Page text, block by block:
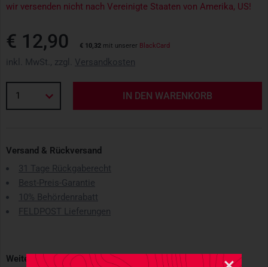
wir versenden nicht nach Vereinigte Staaten von Amerika, US!
€ 12,90 € 10,32 mit unserer BlackCard
inkl. MwSt., zzgl. Versandkosten
1 IN DEN WARENKORB
Versand & Rückversand
31 Tage Rückgaberecht
Best-Preis-Garantie
10% Behördenrabatt
FELDPOST Lieferungen
Weitere erhältliche Varianten